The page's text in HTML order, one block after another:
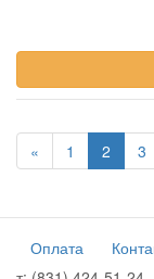
« 1 2 3
Оплата